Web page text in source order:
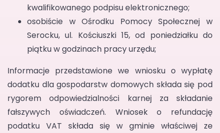
kwalifikowanego podpisu elektronicznego;
osobiście w Ośrodku Pomocy Społecznej w
Serocku, ul. Kościuszki 15, od poniedziałku do
piątku w godzinach pracy urzędu;
Informacje przedstawione we wniosku o wypłatę
dodatku dla gospodarstw domowych składa się pod
rygorem odpowiedzialności karnej za składanie
fałszywych oświadczeń. Wniosek o refundację
podatku VAT składa się w gminie właściwej ze